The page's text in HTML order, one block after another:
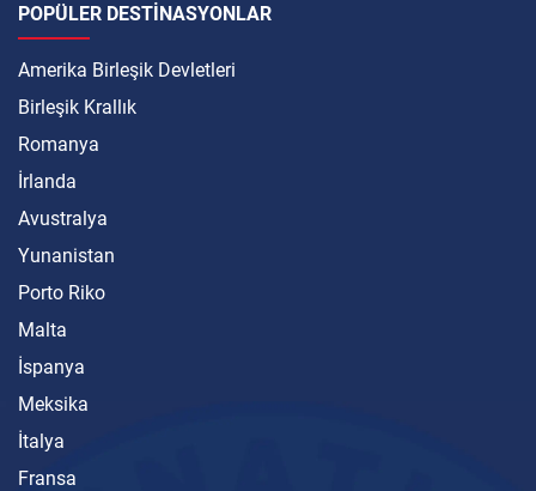
POPÜLER DESTINASYONLAR
Amerika Birleşik Devletleri
Birleşik Krallık
Romanya
İrlanda
Avustralya
Yunanistan
Porto Riko
Malta
İspanya
Meksika
İtalya
Fransa